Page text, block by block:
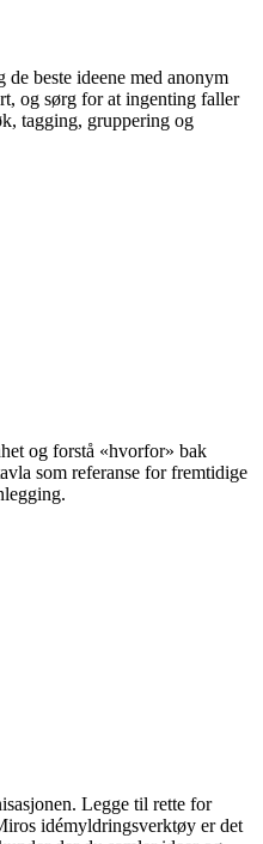
de beste ideene med anonym
og sørg for at ingenting faller
tagging, gruppering og
og forstå «hvorfor» bak
som referanse for fremtidige
Legge til rette for
idémyldringsverktøy er det